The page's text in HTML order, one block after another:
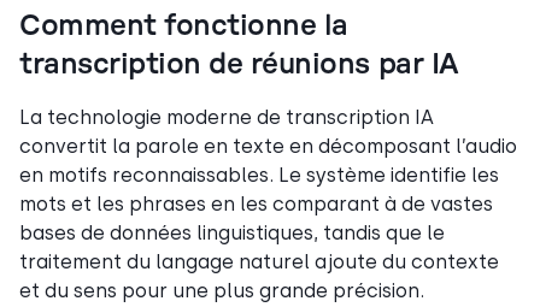
Comment fonctionne la
transcription de réunions par IA
La technologie moderne de transcription IA
convertit la parole en texte en décomposant l’audio
en motifs reconnaissables. Le système identifie les
mots et les phrases en les comparant à de vastes
bases de données linguistiques, tandis que le
traitement du langage naturel ajoute du contexte
et du sens pour une plus grande précision.